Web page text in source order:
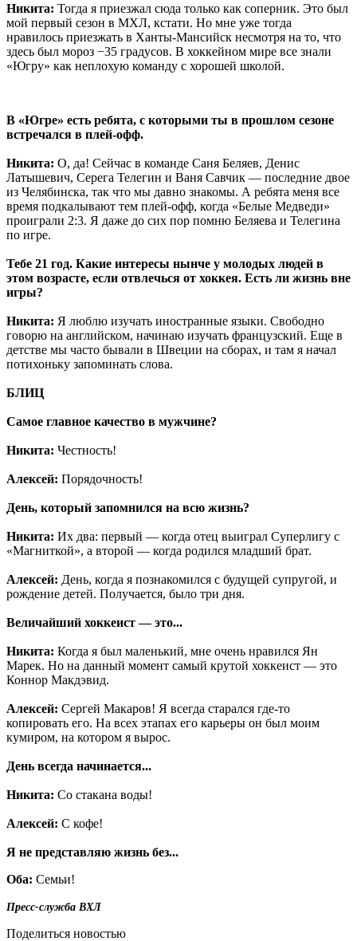
Никита: Тогда я приезжал сюда только как соперник. Это был
мой первый сезон в МХЛ, кстати. Но мне уже тогда
нравилось приезжать в Ханты-Мансийск несмотря на то, что
здесь был мороз −35 градусов. В хоккейном мире все знали
«Югру» как неплохую команду с хорошей школой.
В «Югре» есть ребята, с которыми ты в прошлом сезоне
встречался в плей-офф.
Никита: О, да! Сейчас в команде Саня Беляев, Денис
Латышевич, Серега Телегин и Ваня Савчик — последние двое
из Челябинска, так что мы давно знакомы. А ребята меня все
время подкалывают тем плей-офф, когда «Белые Медведи»
проиграли 2:3. Я даже до сих пор помню Беляева и Телегина
по игре.
Тебе 21 год. Какие интересы нынче у молодых людей в
этом возрасте, если отвлечься от хоккея. Есть ли жизнь вне
игры?
Никита: Я люблю изучать иностранные языки. Свободно
говорю на английском, начинаю изучать французский. Еще в
детстве мы часто бывали в Швеции на сборах, и там я начал
потихоньку запоминать слова.
БЛИЦ
Самое главное качество в мужчине?
Никита: Честность!
Алексей: Порядочность!
День, который запомнился на всю жизнь?
Никита: Их два: первый — когда отец выиграл Суперлигу с
«Магниткой», а второй — когда родился младший брат.
Алексей: День, когда я познакомился с будущей супругой, и
рождение детей. Получается, было три дня.
Величайший хоккеист — это...
Никита: Когда я был маленький, мне очень нравился Ян
Марек. Но на данный момент самый крутой хоккеист — это
Коннор Макдэвид.
Алексей: Сергей Макаров! Я всегда старался где-то
копировать его. На всех этапах его карьеры он был моим
кумиром, на котором я вырос.
День всегда начинается...
Никита: Со стакана воды!
Алексей: С кофе!
Я не представляю жизнь без...
Оба: Семьи!
Пресс-служба ВХЛ
Поделиться новостью